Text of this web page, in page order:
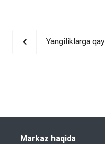
Yangiliklarga
Markaz haqida